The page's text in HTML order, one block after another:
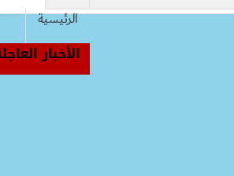
الرئيسية
الأخبار
الملاعب إلى قيادة الفراعنة.. كواليس